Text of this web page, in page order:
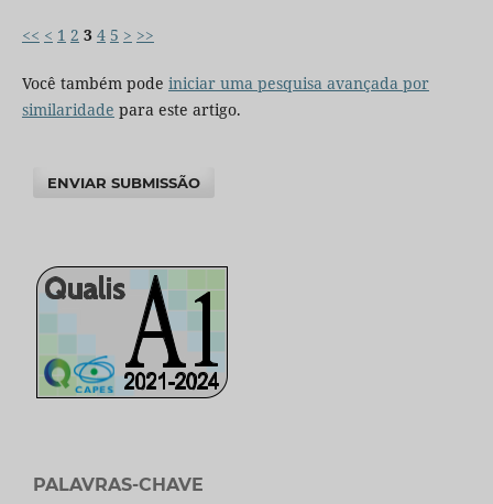
<< < 1 2 3 4 5 > >>
Você também pode iniciar uma pesquisa avançada por
similaridade para este artigo.
ENVIAR SUBMISSÃO
PALAVRAS-CHAVE